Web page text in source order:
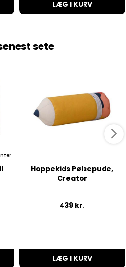
LÆG I KURV
sete
Hoppekids Pølsepude,
Creator
439 kr.
LÆG I KURV